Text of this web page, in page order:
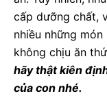
cấp dưỡng chất,
nhiều những
không chịu ăn
hãy thật kiên
của con nhé.